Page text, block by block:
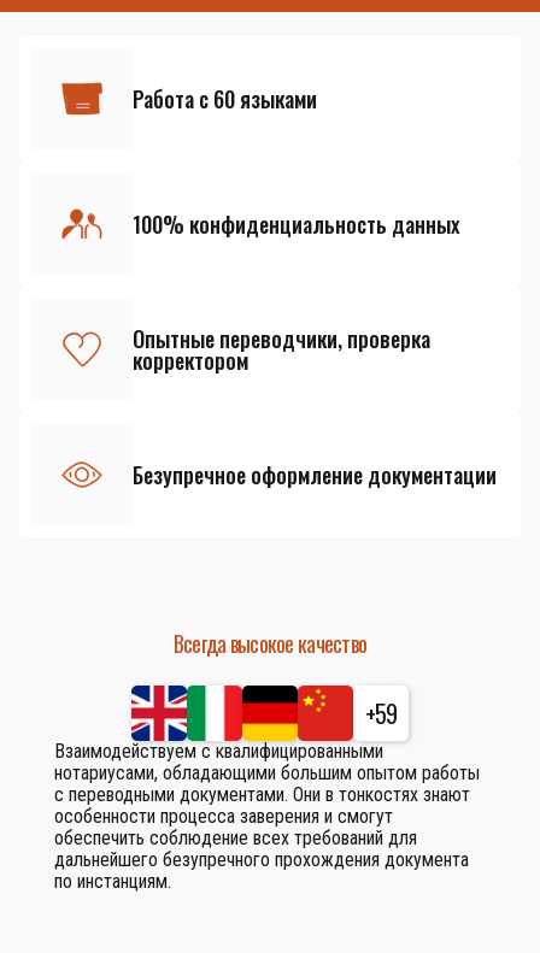
Работа с 60 языками
100% конфиденциальность данных
Опытные переводчики, проверка
корректором
Безупречное оформление документации
Всегда высокое качество
+59
Взаимодействуем с квалифицированными
нотариусами, обладающими большим опытом работы
с переводными документами. Они в тонкостях знают
особенности процесса заверения и смогут
обеспечить соблюдение всех требований для
дальнейшего безупречного прохождения документа
по инстанциям.